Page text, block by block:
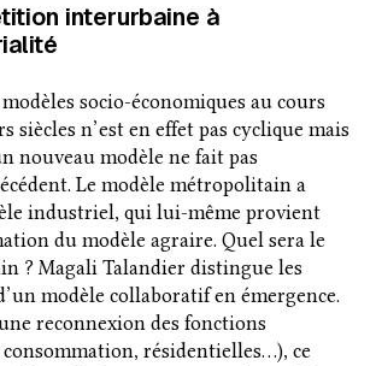
interurbaine à
modèles socio-économiques au cours
siècles n’est en effet pas cyclique mais
nouveau modèle ne fait pas
Le modèle métropolitain a
industriel, qui lui-même provient
du modèle agraire. Quel sera le
? Magali Talandier distingue les
modèle collaboratif en émergence.
reconnexion des fonctions
résidentielles…), ce